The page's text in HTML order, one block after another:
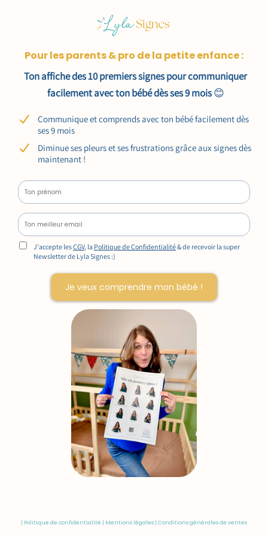
Pour les parents & pro de la petite enfance :
Ton affiche des 10 premiers signes pour communiquer
facilement avec ton bébé dès ses 9 mois😊
Communique et comprends avec ton bébé facilement dès
ses 9 mois
Diminue ses pleurs et ses frustrations grâce aux signes dès
maintenant !
J'accepte lesCGV, la Politique de Confidentialité& de recevoir la super
Newsletter de Lyla Signes :)
Je veux comprendre mon bébé !
| Politique de confidentialité | Mentions légales | Conditions générales de ventes